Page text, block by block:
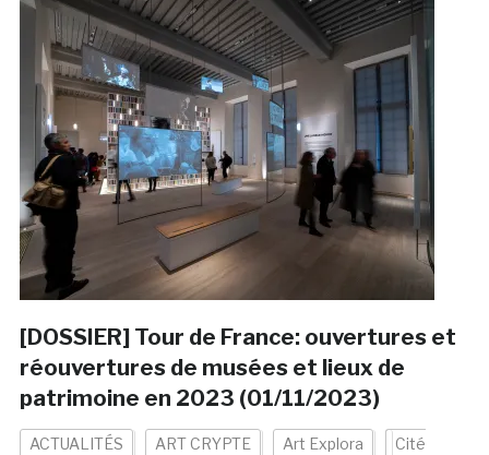
[DOSSIER] Tour de France: ouvertures et
réouvertures de musées et lieux de
patrimoine en 2023 (01/11/2023)
ACTUALITÉS ART CRYPTE Art Explora Cité